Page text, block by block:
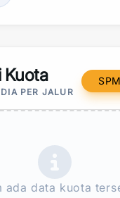
Kuota
PER JALUR
ada data kuota